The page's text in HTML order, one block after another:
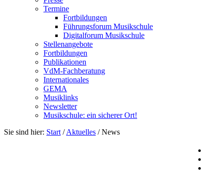
Termine
Fortbildungen
Führungsforum Musikschule
Digitalforum Musikschule
Stellenangebote
Fortbildungen
Publikationen
VdM-Fachberatung
Internationales
GEMA
Musiklinks
Newsletter
Musikschule: ein sicherer Ort!
Sie sind hier: Start /Aktuelles /News